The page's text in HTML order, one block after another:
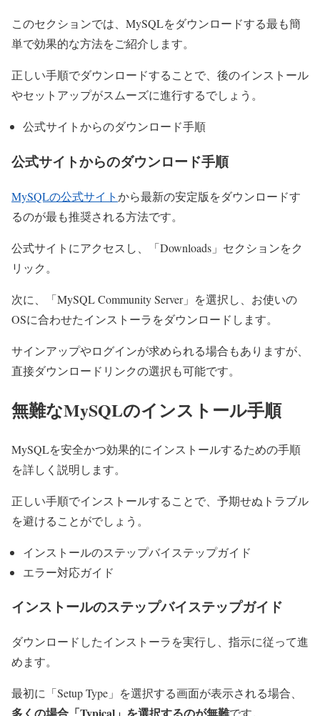
このセクションでは、MySQLをダウンロードする最も簡
単で効果的な方法をご紹介します。
正しい手順でダウンロードすることで、後のインストール
やセットアップがスムーズに進行するでしょう。
公式サイトからのダウンロード手順
公式サイトからのダウンロード手順
MySQLの公式サイトから最新の安定版をダウンロードす
るのが最も推奨される方法です。
公式サイトにアクセスし、「Downloads」セクションをク
リック。
次に、「MySQL Community Server」を選択し、お使いの
OSに合わせたインストーラをダウンロードします。
サインアップやログインが求められる場合もありますが、
直接ダウンロードリンクの選択も可能です。
無難なMySQLのインストール手順
MySQLを安全かつ効果的にインストールするための手順
を詳しく説明します。
正しい手順でインストールすることで、予期せぬトラブル
を避けることがでしょう。
インストールのステップバイステップガイド
エラー対応ガイド
インストールのステップバイステップガイド
ダウンロードしたインストーラを実行し、指示に従って進
めます。
最初に「Setup Type」を選択する画面が表示される場合、
です。